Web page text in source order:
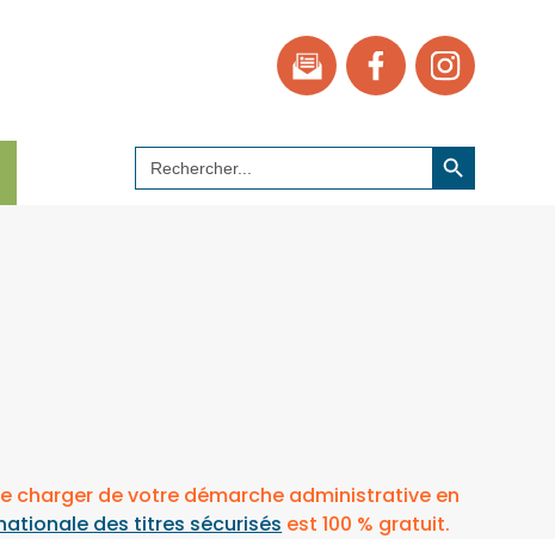
Search
for:
Search Button
charger de votre démarche administrative en
des titres sécurisés est 100 % gratuit.